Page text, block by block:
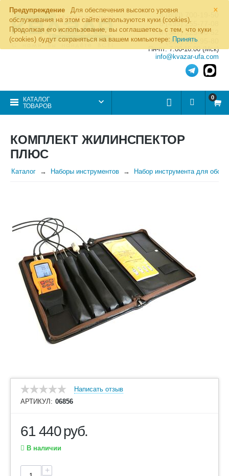
×
Предупреждение
Для обеспечения высокого уровня
обслуживания на этом сайте используются куки (cookies).
Продолжая его использование, вы соглашаетесь с тем, что куки
(cookies) будут сохраняться на вашем компьютере: Принять
8 (800) 700-19-50
8 (495) 255-77-08
8 (347) 225-00-52
8 (986) 963-95-80
Пн-пт: 7.00-16.00 (Мск)
info@kvazar-ufa.com
КАТАЛОГ
ТОВАРОВ
0
КОМПЛЕКТ ЖИЛИНСПЕКТОР
ПЛЮС
Каталог Наборы инструментов Набор инструмента для
Написать отзыв
АРТИКУЛ: 06856
61 440руб.
В наличии
+